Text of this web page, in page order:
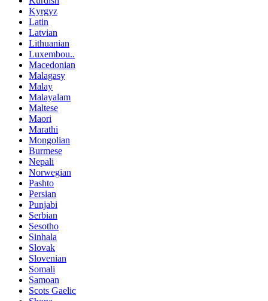
Kyrgyz
Latin
Latvian
Lithuanian
Luxembou..
Macedonian
Malagasy
Malay
Malayalam
Maltese
Maori
Marathi
Mongolian
Burmese
Nepali
Norwegian
Pashto
Persian
Punjabi
Serbian
Sesotho
Sinhala
Slovak
Slovenian
Somali
Samoan
Scots Gaelic